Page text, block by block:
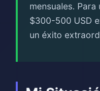
mensuales.
$300-500 USD
un éxito